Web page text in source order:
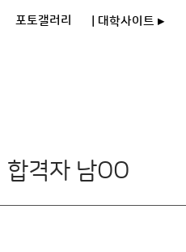
포토갤러리 | 대학사이트 ▸
격자 남OO